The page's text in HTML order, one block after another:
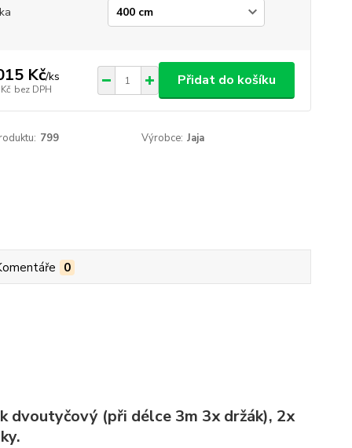
Kč/ks
bez DPH
Přidat do košíku
799 Výrobce: Jaja
0
dvoutyčový (při délce 3m 3x držák), 2x